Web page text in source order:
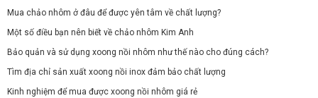
Mua chảo nhôm ở đâu để được yên tâm về chất lượng?
Một số điều bạn nên biết về chảo nhôm Kim Anh
Bảo quản và sử dụng xoong nồi nhôm như thế nào cho đúng cách?
Tìm địa chỉ sản xuất xoong nồi inox đảm bảo chất lượng
Kinh nghiệm để mua được xoong nồi nhôm giá rẻ